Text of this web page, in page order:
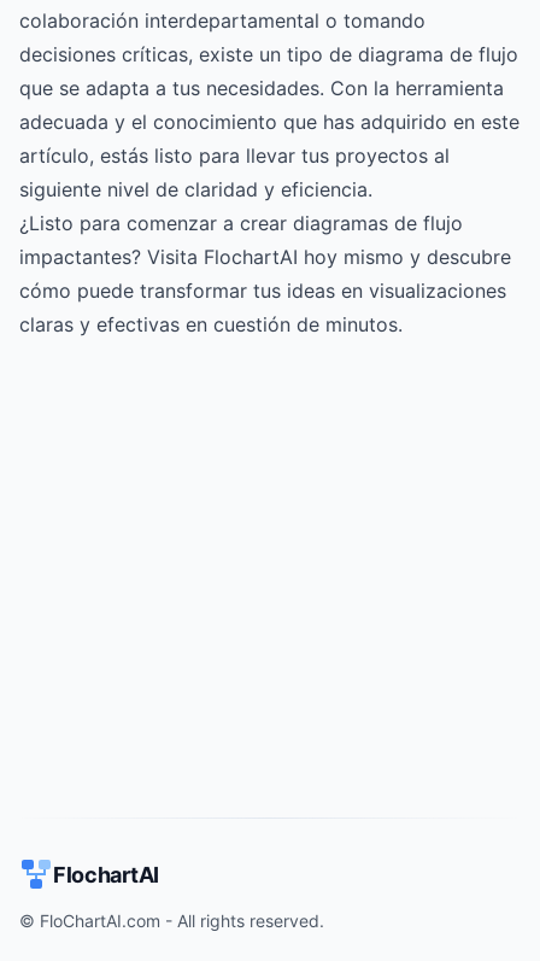
colaboración interdepartamental o tomando
decisiones críticas, existe un tipo de diagrama de flujo
que se adapta a tus necesidades. Con la herramienta
adecuada y el conocimiento que has adquirido en este
artículo, estás listo para llevar tus proyectos al
siguiente nivel de claridad y eficiencia.
¿Listo para comenzar a crear diagramas de flujo
impactantes? Visita FlochartAI hoy mismo y descubre
cómo puede transformar tus ideas en visualizaciones
claras y efectivas en cuestión de minutos.
FlochartAI
© FloChartAI.com - All rights reserved.